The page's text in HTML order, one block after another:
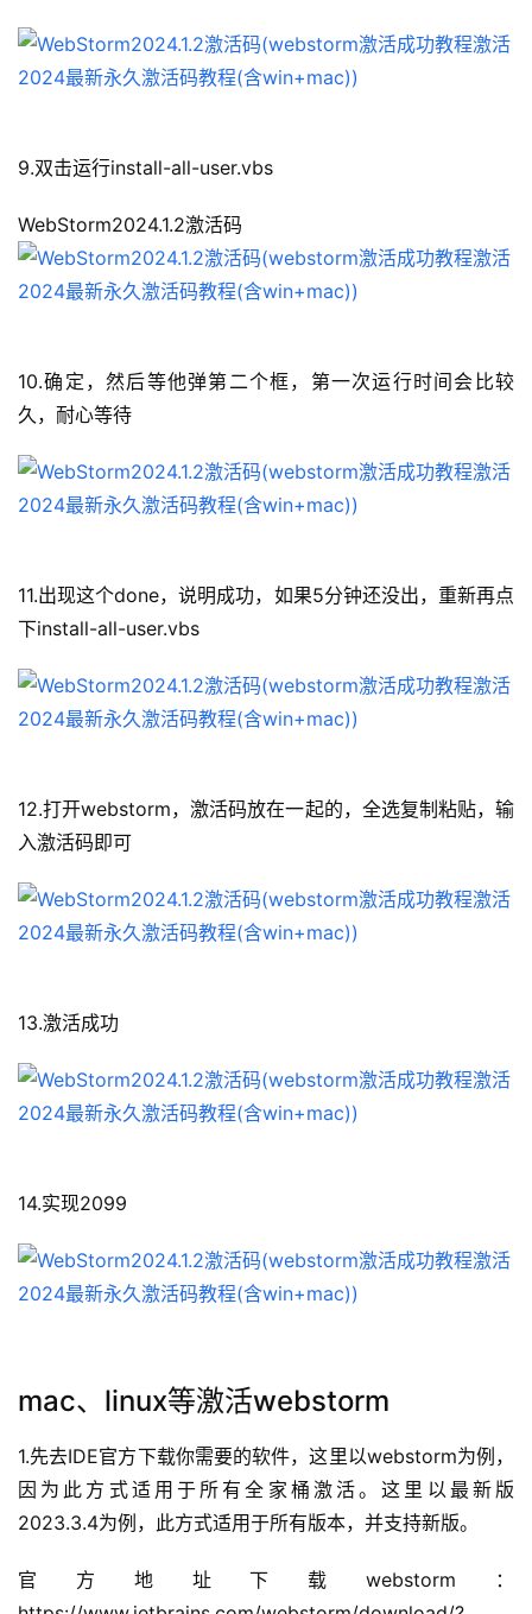
9.双击运行install-all-user.vbs
WebStorm2024.1.2激活码
10.确定，然后等他弹第二个框，第一次运行时间会比较
久，耐心等待
11.出现这个done，说明成功，如果5分钟还没出，重新再点
下install-all-user.vbs
12.打开webstorm，激活码放在一起的，全选复制粘贴，输
入激活码即可
13.激活成功
14.实现2099
mac、linux等激活webstorm
1.先去IDE官方下载你需要的软件，这里以webstorm为例，
因为此方式适用于所有全家桶激活。这里以最新版
2023.3.4为例，此方式适用于所有版本，并支持新版。
官方地址下载webstorm：